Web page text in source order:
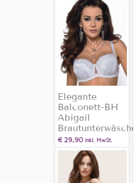
Elegante
Balconett-BH
Abigail
Brautunterwäsche
€29,90 inkl. MwSt.